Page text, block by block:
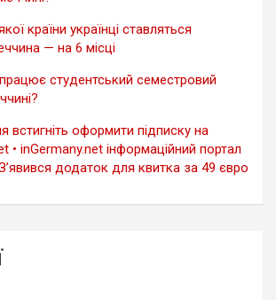
країни українці ставляться
— на 6 місці
студентський семестровий
встигніть оформити підписку на
• inGermany.net інформаційний портал
додаток для квитка за 49 євро